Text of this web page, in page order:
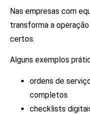
Nas empresas com
transforma a
certos.
Alguns exemplos
ordens de
completos
checklists